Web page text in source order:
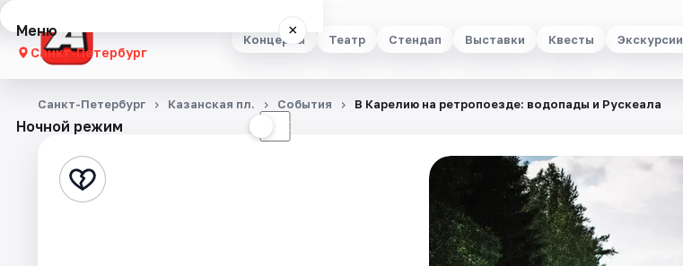
Концерты Театр Стендап Выставки Квесты Экскурсии
Меню ×
Санкт-Петербург
Концерты
Стендап
Ночной режим ☾
Санкт-Петербург Казанская пл. События В Карелию на ретропоезде: водопады и Рускеала